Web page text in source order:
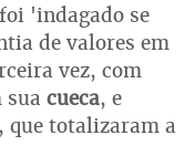
'indagado se
de valores em
vez, com
sua cueca, e
que totalizaram a